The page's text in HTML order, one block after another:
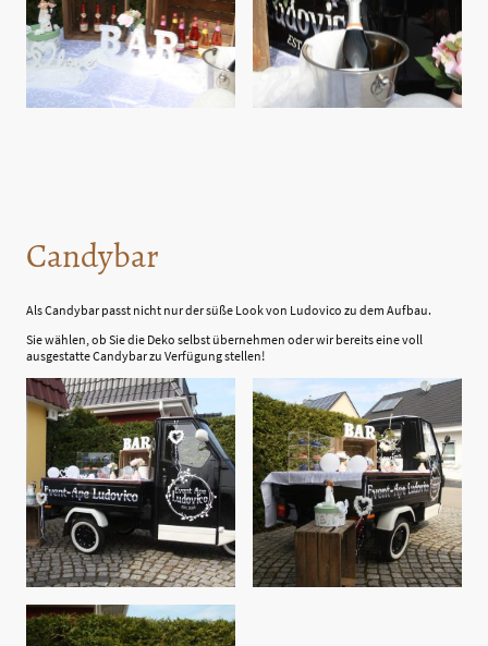
Candybar
Als Candybar passt nicht nur der süße Look von Ludovico zu dem Aufbau.
Sie wählen, ob Sie die Deko selbst übernehmen oder wir bereits eine voll
ausgestatte Candybar zu Verfügung stellen!